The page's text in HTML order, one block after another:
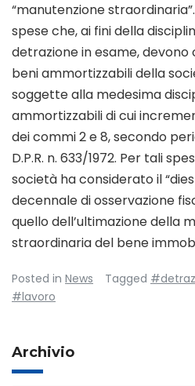
“manutenzione
spese che, ai fini della
detrazione in esame,
beni ammortizzabili della
soggette alla medesima
ammortizzabili di cui
dei commi 2 e 8, secondo
D.P.R. n. 633/1972. Per tali
società ha considerato il
decennale di osservazione
quello dell’ultimazione della
straordinaria del bene
Posted in News Tagged
#lavoro
Archivio